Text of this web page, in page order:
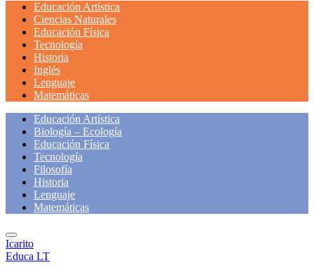
Educación Artística
Ciencias Naturales
Educación Física
Tecnología
Historia
Inglés
Lenguaje
Matemáticas
Educación Artística
Biología – Ecología
Educación Física
Tecnología
Filosofía
Historia
Lenguaje
Matemáticas
Icarito
Educa LT